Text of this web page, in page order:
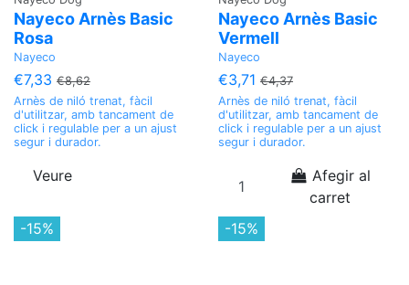
Nayeco Arnès Basic
Rosa
Nayeco
€7,33 €8,62
Arnès de niló trenat, fàcil
d'utilitzar, amb tancament de
click i regulable per a un ajust
segur i durador.
Veure
Nayeco Arnès Basic
Vermell
Nayeco
€3,71 €4,37
Arnès de niló trenat, fàcil
d'utilitzar, amb tancament de
click i regulable per a un ajust
segur i durador.
Afegir al
carret
-15%
-15%